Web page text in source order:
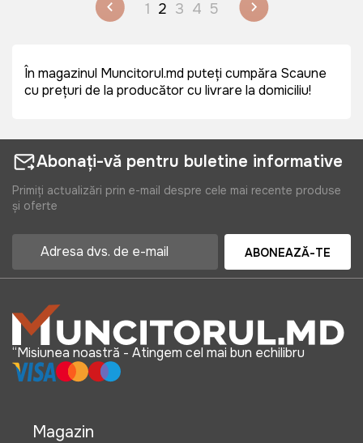
1 2 3 4 5
În magazinul Muncitorul.md puteți cumpăra Scaune
cu prețuri de la producător cu livrare la domiciliu!
Abonați-vă pentru buletine informative
Primiți actualizări prin e-mail despre cele mai recente produse
și oferte
ABONEAZĂ-TE
“Misiunea noastră - Atingem cel mai bun echilibru
Magazin